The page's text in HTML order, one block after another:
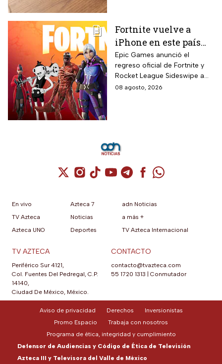
Fortnite vuelve a
iPhone en este país
latinoamericano tras
acuerdo oficial con
Apple en 2026
Epic Games anunció el
regreso oficial de Fortnite y
Rocket League Sideswipe a
iPhones ubicados en Brasil
su App Store brasileña para
autoridades locales.
08 agosto, 2026
Cuenta de X / Twitter (se abre en una
Cuenta de Instagram (se abre en una
Cuenta de TikTok (se abre en
Cuenta de YouTube (se abre
Cuenta de Telegram (se
Cuenta de
Cuenta de
En vivo
TV Azteca
Azteca UNO
Azteca 7
Noticias
Deportes
adn Noticias
a más +
TV Azteca Internacional
TV AZTECA
Periférico Sur 4121,
Col. Fuentes Del Pedregal, C.P.
14140,
Ciudad De México, México.
CONTACTO
contacto@tvazteca.com
55 1720 1313
Conmutador
Aviso de privacidad Derechos
Inversionistas
Promo Espacio
Trabaja con nosotros
Programa de ética, integridad y cumplimiento
Defensor de Audiencias y Código de Ética de Televisión
Azteca III y Televisora del Valle de México